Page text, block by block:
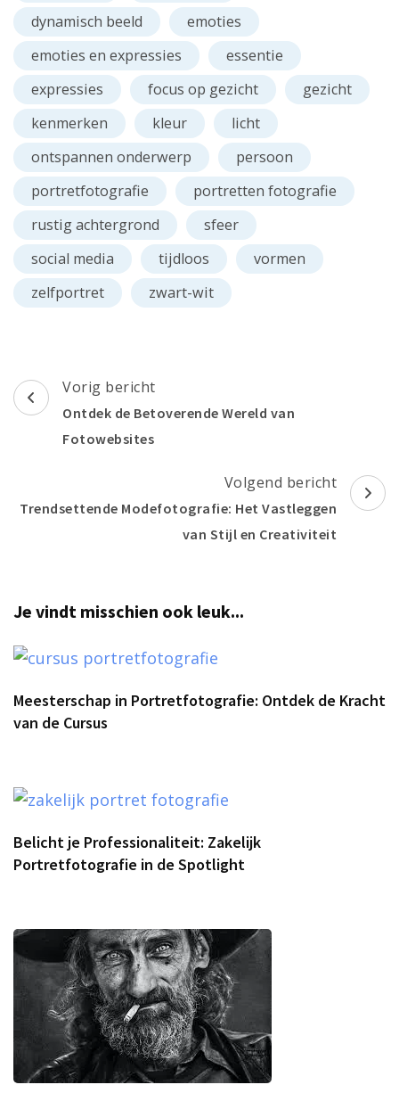
dynamisch beeld
emoties
emoties en expressies
essentie
expressies
focus op gezicht
gezicht
kenmerken
kleur
licht
ontspannen onderwerp
persoon
portretfotografie
portretten fotografie
rustig achtergrond
sfeer
social media
tijdloos
vormen
zelfportret
zwart-wit
Berichtnavigatie
Vorig bericht
Ontdek de Betoverende Wereld van
Fotowebsites
Volgend bericht
Trendsettende Modefotografie: Het Vastleggen
van Stijl en Creativiteit
Je vindt misschien ook leuk...
Meesterschap in Portretfotografie: Ontdek de Kracht
van de Cursus
Belicht je Professionaliteit: Zakelijk
Portretfotografie in de Spotlight